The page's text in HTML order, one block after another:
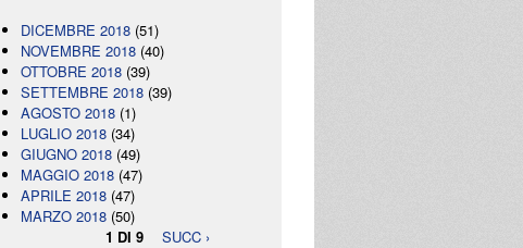
DICEMBRE 2018 (51)
NOVEMBRE 2018 (40)
OTTOBRE 2018 (39)
SETTEMBRE 2018 (39)
AGOSTO 2018 (1)
LUGLIO 2018 (34)
GIUGNO 2018 (49)
MAGGIO 2018 (47)
APRILE 2018 (47)
MARZO 2018 (50)
1 DI 9
SUCC ›